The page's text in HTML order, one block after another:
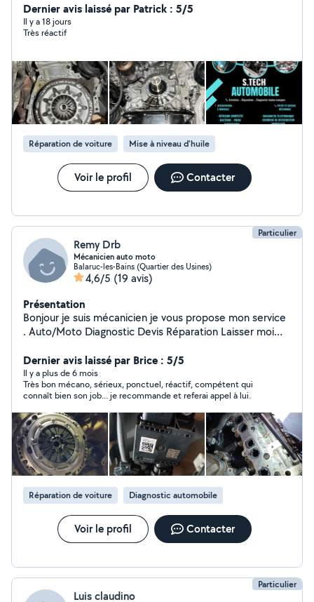
B1VL B2VL. Diagnostic Grosse mécanique Petite
mécanique Service rapide Dépannage.
Dernier avis laissé par Patrick : 5/5
Il y a 18 jours
Très réactif
Réparation de voiture Mise à niveau d'huile
Voir le profil Contacter
Particulier
Remy Drb
Mécanicien auto moto
Balaruc-les-Bains (Quartier des Usines)
4,6/5 (19 avis)
Présentation
Bonjour je suis mécanicien je vous propose mon service
. Auto/Moto Diagnostic Devis Réparation Laisser moi
communication merci a vous .
Dernier avis laissé par Brice : 5/5
Il y a plus de 6 mois
Très bon mécano, sérieux, ponctuel, réactif, compétent qui
connaît bien son job... je recommande et referai appel à lui.
Réparation de voiture Diagnostic automobile
Voir le profil Contacter
Particulier
Luis claudino